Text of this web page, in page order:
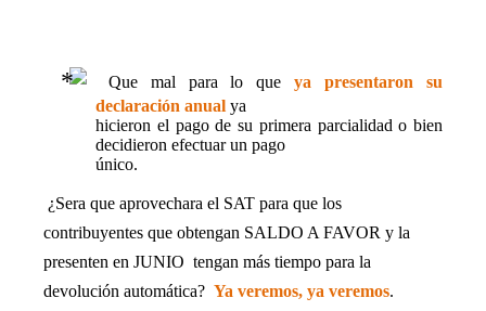
Que mal para lo queya presentaron su
declaración anual ya
hicieron el pago de su primera parcialidad o bien
decidieron efectuar un pago
único.
¿Sera que aprovechara el SAT para que los
contribuyentes que obtengan SALDO A FAVOR y la
presenten en JUNIO tengan más tiempo para la
devolución automática? Ya veremos, ya veremos.